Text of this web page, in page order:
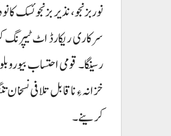
نوربزنجو، نذیر بزنجو ئسک
خزانہ ءِ ناقابل تلافی
کرینے۔